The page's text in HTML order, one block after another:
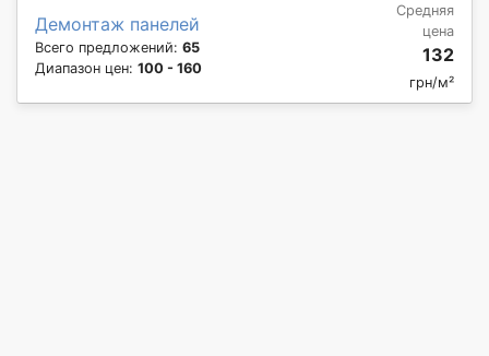
Демонтаж панелей
Всего предложений: 65
Диапазон цен: 100 - 160
Средняя
цена
132
грн/м²